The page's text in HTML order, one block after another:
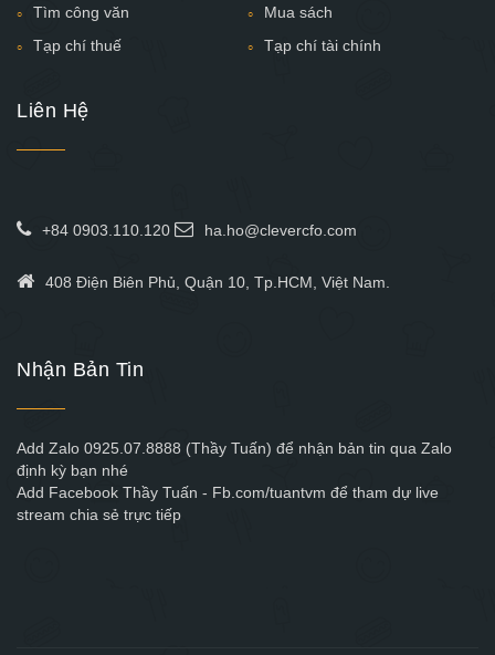
Tìm công văn
Mua sách
Tạp chí thuế
Tạp chí tài chính
Liên Hệ
+84 0903.110.120 ha.ho@clevercfo.com
408 Điện Biên Phủ, Quận 10, Tp.HCM, Việt Nam.
Nhận Bản Tin
Add Zalo 0925.07.8888 (Thầy Tuấn) để nhận bản tin qua Zalo
định kỳ bạn nhé
Add Facebook Thầy Tuấn - Fb.com/tuantvm để tham dự live
stream chia sẻ trực tiếp